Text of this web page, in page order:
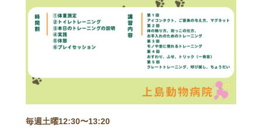
毎週土曜12:30〜13:20